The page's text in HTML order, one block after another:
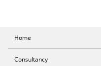
Home
Consultancy